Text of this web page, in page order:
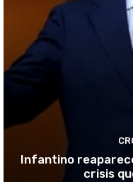
Infantino
crisis